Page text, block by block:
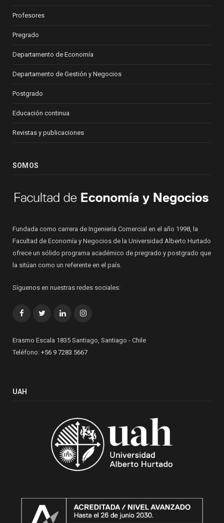
Profesores
Pregrado
Departamento de Economía
Departamento de Gestión y Negocios
Postgrado
Educación continua
Revistas y publicaciones
SOMOS
Fundada como carrera de Ingeniería Comercial en el año 1998, la
Facultad de Economía y Negocios de la Universidad Alberto Hurtado
ofrece un sólido programa académico de pregrado y postgrado que
la sitúan como un referente en el país.
Síguenos en nuestras redes sociales:
FacebookTwitterLinkedInInstagram
Erasmo Escala 1835 Santiago, Santiago - Chile
Teléfono: +56 9 7283 5667
UAH